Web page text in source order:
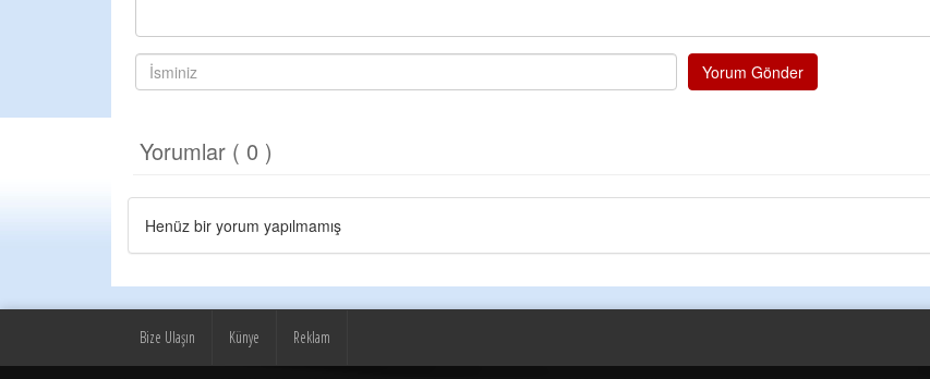
Yorum Gönder
Yorumlar ( 0 )
Henüz bir yorum yapılmamış
Bize Ulaşın Künye Reklam